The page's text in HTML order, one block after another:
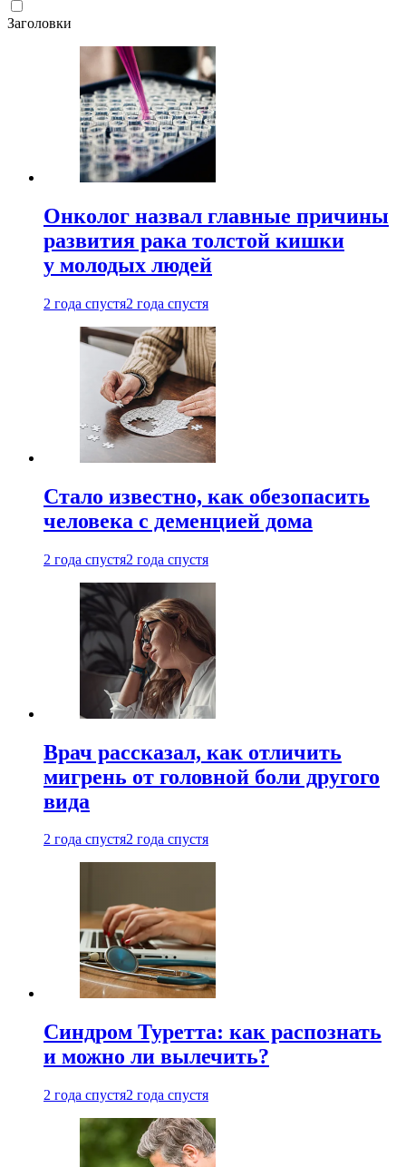
Заголовки
Онколог назвал главные причины
развития рака толстой кишки
у молодых людей
2 года спустя2 года спустя
Стало известно, как обезопасить
человека с деменцией дома
2 года спустя2 года спустя
Врач рассказал, как отличить
мигрень от головной боли другого
вида
2 года спустя2 года спустя
Синдром Туретта: как распознать
и можно ли вылечить?
2 года спустя2 года спустя